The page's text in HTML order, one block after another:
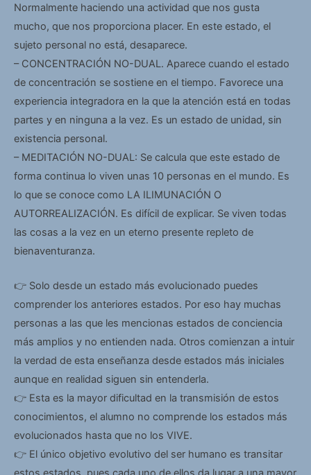
Normalmente haciendo una actividad que nos gusta
mucho, que nos proporciona placer. En este estado, el
sujeto personal no está, desaparece.
– CONCENTRACIÓN NO-DUAL. Aparece cuando el estado
de concentración se sostiene en el tiempo. Favorece una
experiencia integradora en la que la atención está en todas
partes y en ninguna a la vez. Es un estado de unidad, sin
existencia personal.
– MEDITACIÓN NO-DUAL: Se calcula que este estado de
forma continua lo viven unas 10 personas en el mundo. Es
lo que se conoce como LA ILIMUNACIÓN O
AUTORREALIZACIÓN. Es difícil de explicar. Se viven todas
las cosas a la vez en un eterno presente repleto de
bienaventuranza.
👉 Solo desde un estado más evolucionado puedes
comprender los anteriores estados. Por eso hay muchas
personas a las que les mencionas estados de conciencia
más amplios y no entienden nada. Otros comienzan a intuir
la verdad de esta enseñanza desde estados más iniciales
aunque en realidad siguen sin entenderla.
👉 Esta es la mayor dificultad en la transmisión de estos
conocimientos, el alumno no comprende los estados más
evolucionados hasta que no los VIVE.
👉 El único objetivo evolutivo del ser humano es transitar